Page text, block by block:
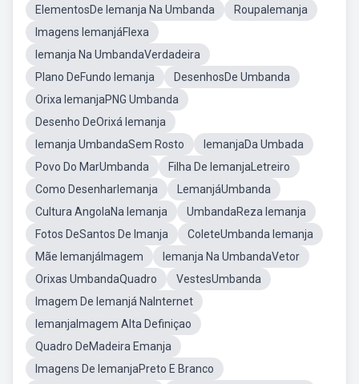
ElementosDe Iemanja Na Umbanda
RoupaIemanja
Imagens IemanjáFlexa
Iemanja Na UmbandaVerdadeira
Plano DeFundo Iemanja
DesenhosDe Umbanda
Orixa IemanjaPNG Umbanda
Desenho DeOrixá Iemanja
Iemanja UmbandaSem Rosto
IemanjaDa Umbada
Povo Do MarUmbanda
Filha De IemanjaLetreiro
Como DesenharIemanja
LemanjáUmbanda
Cultura AngolaNa Iemanja
UmbandaReza Iemanja
Fotos DeSantos De Imanja
ColeteUmbanda Iemanja
Mãe IemanjáImagem
Iemanja Na UmbandaVetor
Orixas UmbandaQuadro
VestesUmbanda
Imagem De Iemanjá NaInternet
IemanjaImagem Alta Definiçao
Quadro DeMadeira Emanja
Imagens De IemanjaPreto E Branco